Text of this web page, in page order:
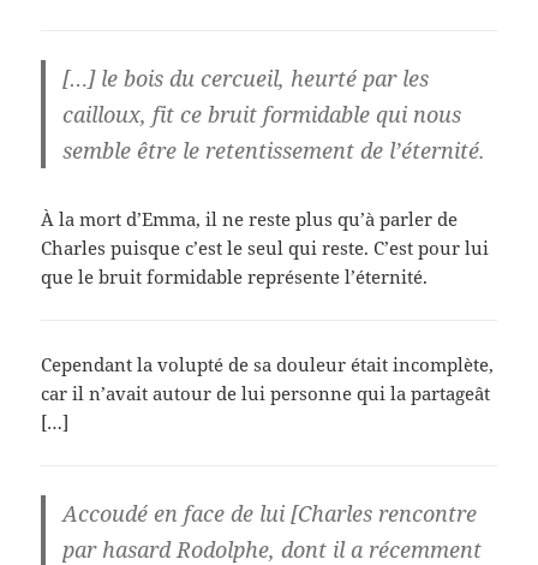
[…] le bois du cercueil, heurté par les
cailloux, fit ce bruit formidable qui nous
semble être le retentissement de l’éternité.
À la mort d’Emma, il ne reste plus qu’à parler de
Charles puisque c’est le seul qui reste. C’est pour lui
que le bruit formidable représente l’éternité.
Cependant la volupté de sa douleur était incomplète,
car il n’avait autour de lui personne qui la partageât
[…]
Accoudé en face de lui [Charles rencontre
par hasard Rodolphe, dont il a récemment